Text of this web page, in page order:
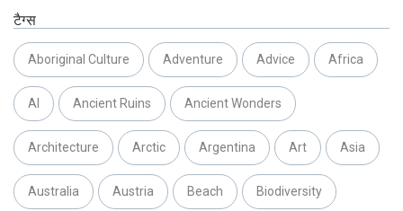
टैग्स
Aboriginal Culture Adventure Advice Africa
AI Ancient Ruins Ancient Wonders
Architecture Arctic Argentina Art Asia
Australia Austria Beach Biodiversity